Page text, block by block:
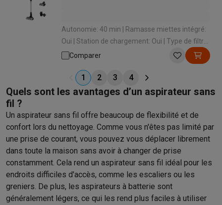
Autonomie: 40 min | Ramasse miettes intégré:
Oui | Station de chargement: Oui | Type de filtre:
HEPA | Filtre lavable: Oui
Comparer
1 2 3 4
Quels sont les avantages d’un aspirateur sans
fil ?
Un aspirateur sans fil offre beaucoup de flexibilité et de
confort lors du nettoyage. Comme vous n'êtes pas limité par
une prise de courant, vous pouvez vous déplacer librement
dans toute la maison sans avoir à changer de prise
constamment. Cela rend un aspirateur sans fil idéal pour les
endroits difficiles d'accès, comme les escaliers ou les
greniers. De plus, les aspirateurs à batterie sont
généralement légers, ce qui les rend plus faciles à utiliser